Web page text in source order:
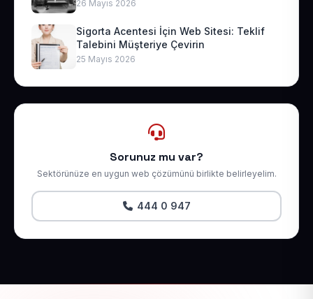
26 Mayıs 2026
Sigorta Acentesi İçin Web Sitesi: Teklif
Talebini Müşteriye Çevirin
25 Mayıs 2026
Sorunuz mu var?
Sektörünüze en uygun web çözümünü birlikte belirleyelim.
444 0 947